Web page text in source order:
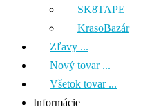
SK8TAPE
KrasoBazár
Zľavy ...
Nový tovar ...
Všetok tovar ...
Informácie